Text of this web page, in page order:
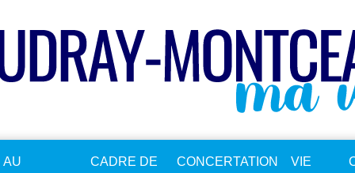
AU
CADRE DE
CONCERTATION
VIE